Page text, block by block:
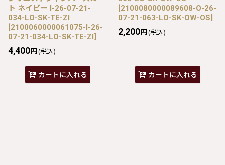
ト ネイビー I-26-07-21-
034-LO-SK-TE-ZI
[2100060000061075-I-26-
07-21-034-LO-SK-TE-ZI]
4,400円 (税込)
カートに入れる
[2100080000089608-O-26-
07-21-063-LO-SK-OW-OS]
2,200円 (税込)
カートに入れる